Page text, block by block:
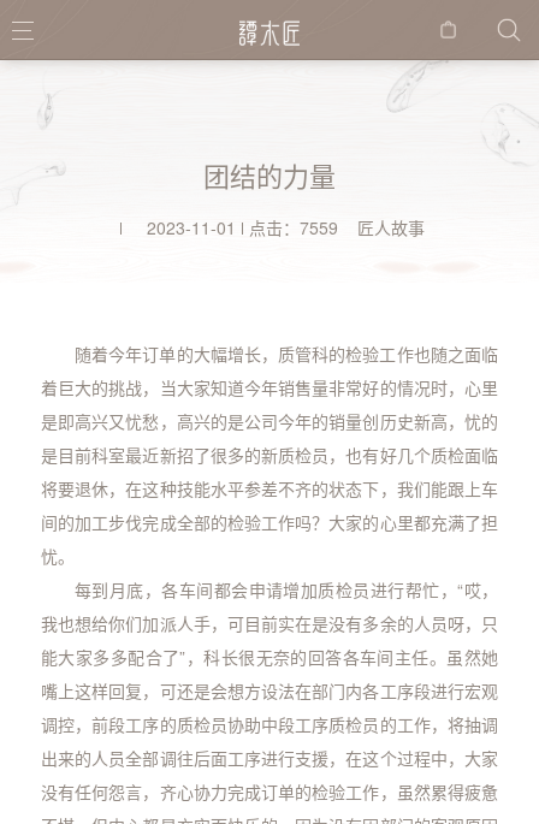
购物
团结的力量
2023-11-01 点击：7559 匠人故事
随着今年订单的大幅增长，质管科的检验工作也随之面临
着巨大的挑战，当大家知道今年销售量非常好的情况时，心里
是即高兴又忧愁，高兴的是公司今年的销量创历史新高，忧的
是目前科室最近新招了很多的新质检员，也有好几个质检面临
将要退休，在这种技能水平参差不齐的状态下，我们能跟上车
间的加工步伐完成全部的检验工作吗？大家的心里都充满了担
忧。
每到月底，各车间都会申请增加质检员进行帮忙，“哎，
我也想给你们加派人手，可目前实在是没有多余的人员呀，只
能大家多多配合了”，科长很无奈的回答各车间主任。虽然她
嘴上这样回复，可还是会想方设法在部门内各工序段进行宏观
调控，前段工序的质检员协助中段工序质检员的工作，将抽调
出来的人员全部调往后面工序进行支援，在这个过程中，大家
没有任何怨言，齐心协力完成订单的检验工作，虽然累得疲惫